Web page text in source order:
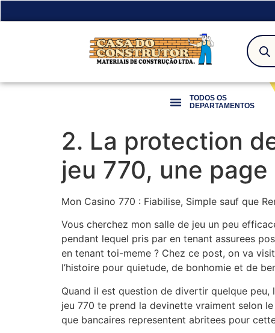
TODOS OS
DEPARTAMENTOS
2. La protection
jeu 770, une
Mon Casino 770 : Fiabilise, Simple sauf que
Vous cherchez mon salle de jeu un peu
pendant lequel pris par en tenant assurees
en tenant toi-meme ? Chez ce post, on va
l’histoire pour quietude, de bonhomie et de
Quand il est question de divertir quelque peu,
jeu 770 te prend la devinette vraiment selon
que bancaires representent abritees pour